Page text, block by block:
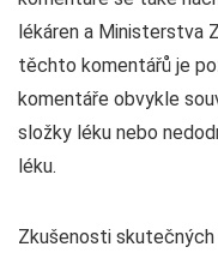
lékáren a Ministerstva
těchto komentářů je
komentáře obvykle
složky léku nebo
léku.
Zkušenosti skutečných